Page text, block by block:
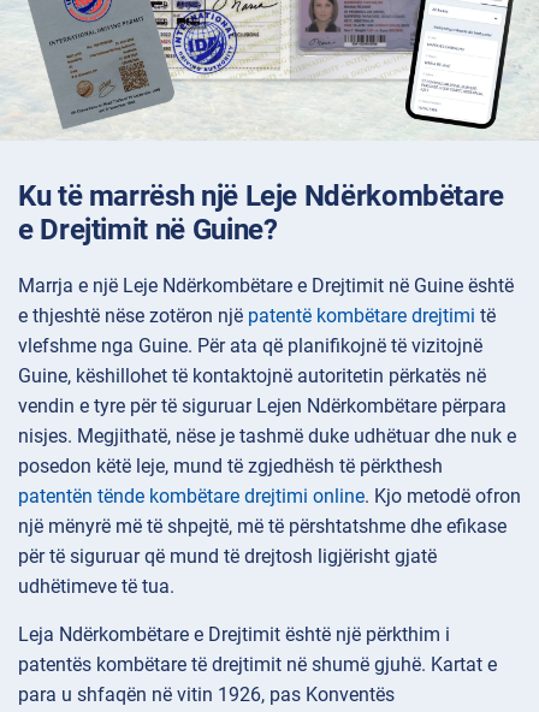
Ku të marrësh një Leje Ndërkombëtare
e Drejtimit në Guine?
Marrja e një Leje Ndërkombëtare e Drejtimit në Guine është
e thjeshtë nëse zotëron një patentë kombëtare drejtimi të
vlefshme nga Guine. Për ata që planifikojnë të vizitojnë
Guine, këshillohet të kontaktojnë autoritetin përkatës në
vendin e tyre për të siguruar Lejen Ndërkombëtare përpara
nisjes. Megjithatë, nëse je tashmë duke udhëtuar dhe nuk e
posedon këtë leje, mund të zgjedhësh të përkthesh
patentën tënde kombëtare drejtimi online. Kjo metodë ofron
një mënyrë më të shpejtë, më të përshtatshme dhe efikase
për të siguruar që mund të drejtosh ligjërisht gjatë
udhëtimeve të tua.
Leja Ndërkombëtare e Drejtimit është një përkthim i
patentës kombëtare të drejtimit në shumë gjuhë. Kartat e
para u shfaqën në vitin 1926, pas Konventës